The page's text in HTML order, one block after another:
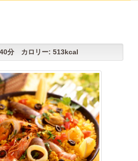
分 カロリー: 513kcal